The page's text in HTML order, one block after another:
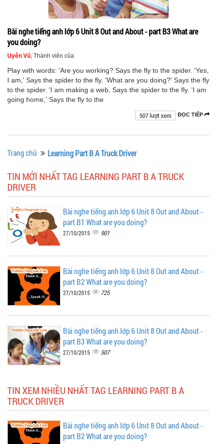
Bài nghe tiếng anh lớp 6 Unit 8 Out and About - part B3 What are
you doing?
Uyên Vũ , Thành viên của
Play with words: 'Are you working? Says the fly to the spider. 'Yes,
I am,' Says the spider to the fly. 'What are you doing?' Says the fly
to the spider. 'I am making a web, Says the spider to the fly. 'I am
going home,' Says the fly to the
ĐỌC TIẾP
507 lượt xem
Trang chủ Learning Part B A Truck Driver
TIN MỚI NHẤT TAG LEARNING PART B A TRUCK
DRIVER
Bài nghe tiếng anh lớp 6 Unit 8 Out and About -
part B1 What are you doing?
27/10/2015 901
Bài nghe tiếng anh lớp 6 Unit 8 Out and About -
part B2 What are you doing?
27/10/2015 725
Bài nghe tiếng anh lớp 6 Unit 8 Out and About -
part B3 What are you doing?
27/10/2015 507
TIN XEM NHIỀU NHẤT TAG LEARNING PART B A
TRUCK DRIVER
Bài nghe tiếng anh lớp 6 Unit 8 Out and About -
part B2 What are you doing?